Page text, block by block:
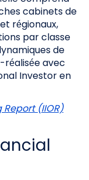
cabinets de
régionaux,
par classe
de
réalisée avec
Investor en
(IIOR)